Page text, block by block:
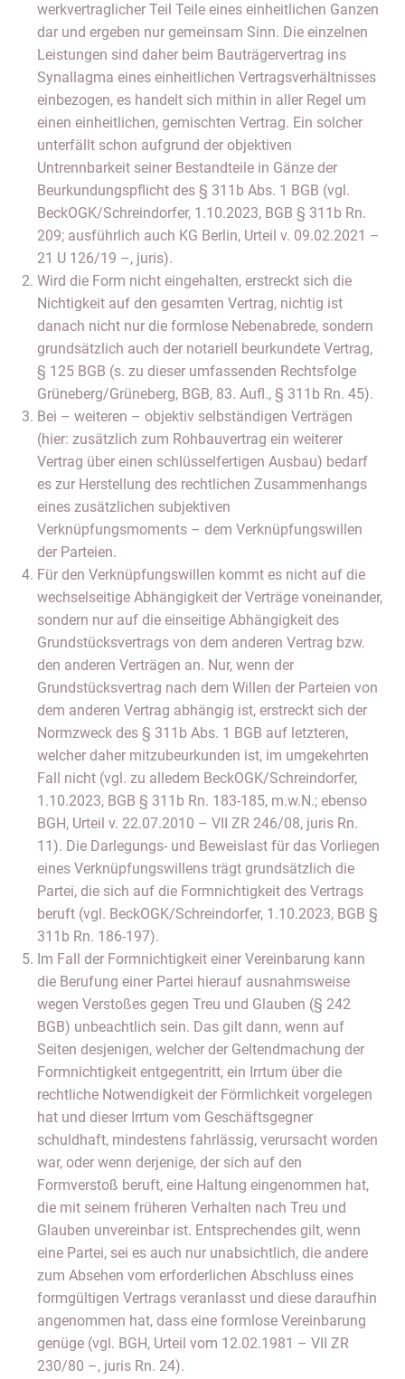
werkvertraglicher Teil Teile eines einheitlichen Ganzen
dar und ergeben nur gemeinsam Sinn. Die einzelnen
Leistungen sind daher beim Bauträgervertrag ins
Synallagma eines einheitlichen Vertragsverhältnisses
einbezogen, es handelt sich mithin in aller Regel um
einen einheitlichen, gemischten Vertrag. Ein solcher
unterfällt schon aufgrund der objektiven
Untrennbarkeit seiner Bestandteile in Gänze der
Beurkundungspflicht des § 311b Abs. 1 BGB (vgl.
BeckOGK/Schreindorfer, 1.10.2023, BGB § 311b Rn.
209; ausführlich auch KG Berlin, Urteil v. 09.02.2021 –
21 U 126/19 –, juris).
Wird die Form nicht eingehalten, erstreckt sich die
Nichtigkeit auf den gesamten Vertrag, nichtig ist
danach nicht nur die formlose Nebenabrede, sondern
grundsätzlich auch der notariell beurkundete Vertrag,
§ 125 BGB (s. zu dieser umfassenden Rechtsfolge
Grüneberg/Grüneberg, BGB, 83. Aufl., § 311b Rn. 45).
Bei – weiteren – objektiv selbständigen Verträgen
(hier: zusätzlich zum Rohbauvertrag ein weiterer
Vertrag über einen schlüsselfertigen Ausbau) bedarf
es zur Herstellung des rechtlichen Zusammenhangs
eines zusätzlichen subjektiven
Verknüpfungsmoments – dem Verknüpfungswillen
der Parteien.
Für den Verknüpfungswillen kommt es nicht auf die
wechselseitige Abhängigkeit der Verträge voneinander,
sondern nur auf die einseitige Abhängigkeit des
Grundstücksvertrags von dem anderen Vertrag bzw.
den anderen Verträgen an. Nur, wenn der
Grundstücksvertrag nach dem Willen der Parteien von
dem anderen Vertrag abhängig ist, erstreckt sich der
Normzweck des § 311b Abs. 1 BGB auf letzteren,
welcher daher mitzubeurkunden ist, im umgekehrten
Fall nicht (vgl. zu alledem BeckOGK/Schreindorfer,
1.10.2023, BGB § 311b Rn. 183-185, m.w.N.; ebenso
BGH, Urteil v. 22.07.2010 – VII ZR 246/08, juris Rn.
11). Die Darlegungs- und Beweislast für das Vorliegen
eines Verknüpfungswillens trägt grundsätzlich die
Partei, die sich auf die Formnichtigkeit des Vertrags
beruft (vgl. BeckOGK/Schreindorfer, 1.10.2023, BGB §
311b Rn. 186-197).
Im Fall der Formnichtigkeit einer Vereinbarung kann
die Berufung einer Partei hierauf ausnahmsweise
wegen Verstoßes gegen Treu und Glauben (§ 242
BGB) unbeachtlich sein. Das gilt dann, wenn auf
Seiten desjenigen, welcher der Geltendmachung der
Formnichtigkeit entgegentritt, ein Irrtum über die
rechtliche Notwendigkeit der Förmlichkeit vorgelegen
hat und dieser Irrtum vom Geschäftsgegner
schuldhaft, mindestens fahrlässig, verursacht worden
war, oder wenn derjenige, der sich auf den
Formverstoß beruft, eine Haltung eingenommen hat,
die mit seinem früheren Verhalten nach Treu und
Glauben unvereinbar ist. Entsprechendes gilt, wenn
eine Partei, sei es auch nur unabsichtlich, die andere
zum Absehen vom erforderlichen Abschluss eines
formgültigen Vertrags veranlasst und diese daraufhin
angenommen hat, dass eine formlose Vereinbarung
genüge (vgl. BGH, Urteil vom 12.02.1981 – VII ZR
230/80 –, juris Rn. 24).